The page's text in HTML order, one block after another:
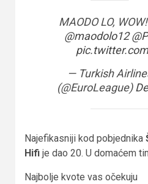
MAODO LO,
@maodolo12
— Turkish
(@EuroLeague)
Najefikasniji kod pobjednika
Hifi je dao 20. U domaćem
Najbolje kvote vas očekuju